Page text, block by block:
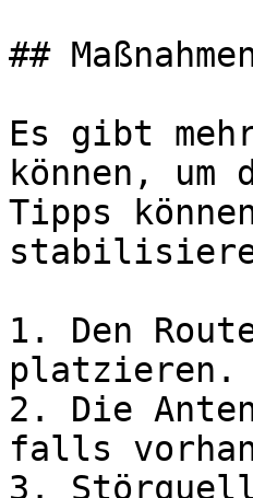
##
Es gibt
können, um
Tipps
1. Den
platzieren.
2. Die
falls
3.